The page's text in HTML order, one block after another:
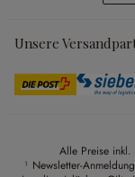
Unsere
Alle Preise
¹ Newsletter-